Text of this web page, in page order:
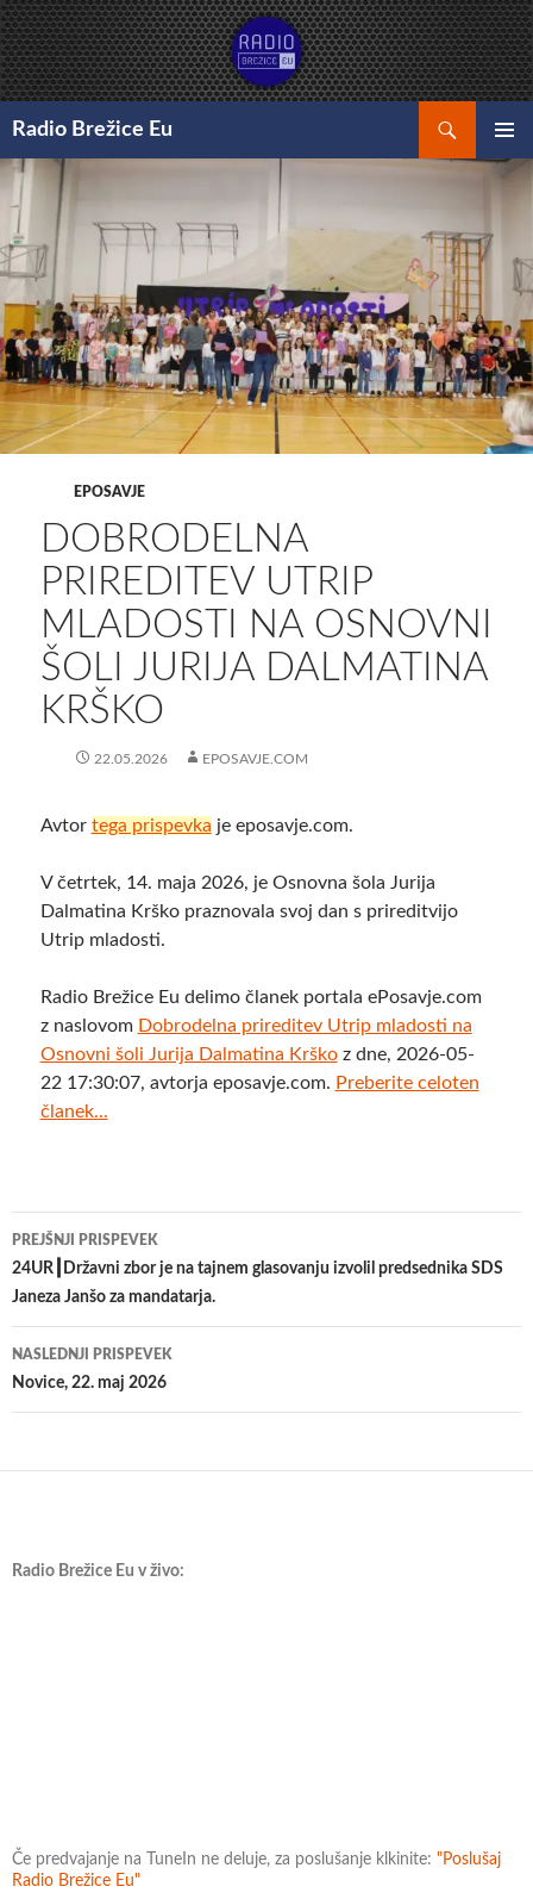
Preskoči
na
vsebino
Radio Brežice Eu
GLAVNI
EPOSAVJE
DOBRODELNA
PRIREDITEV UTRIP
MLADOSTI NA OSNOVNI
ŠOLI JURIJA DALMATINA
KRŠKO
22.05.2026 EPOSAVJE.COM
Avtor tega prispevka je eposavje.com.
V četrtek, 14. maja 2026, je Osnovna šola Jurija
Dalmatina Krško praznovala svoj dan s prireditvijo
Utrip mladosti.
Radio Brežice Eu delimo članek portala ePosavje.com
z naslovom Dobrodelna prireditev Utrip mladosti na
Osnovni šoli Jurija Dalmatina Krškoz dne, 2026-05-
22 17:30:07, avtorja eposavje.com. Preberite celoten
članek...
Krmarjenje
po
PREJŠNJI PRISPEVEK
24UR┃Državni zbor je na tajnem glasovanju izvolil predsednika SDS
Janeza Janšo za mandatarja.
NASLEDNJI PRISPEVEK
Novice, 22. maj 2026
Radio Brežice Eu v živo:
Če predvajanje na TuneIn ne deluje, za poslušanje klkinite: "Poslušaj
Radio Brežice Eu"